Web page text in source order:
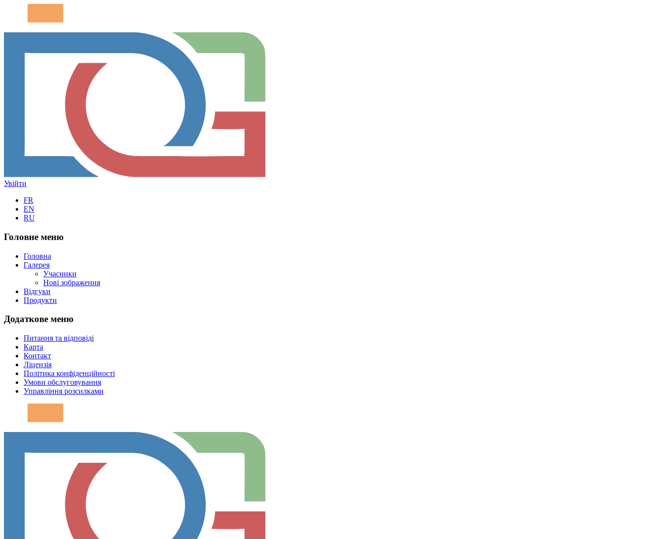
Увійти
FR
EN
RU
Головне меню
Головна
Галерея
Учасники
Нові зображення
Відгуки
Продукти
Додаткове меню
Питання та відповіді
Карта
Контакт
Ліцензія
Політика конфіденційності
Умови обслуговування
Управління розсилками